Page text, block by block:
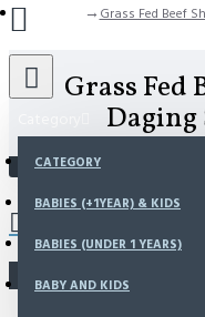
CATEGORY
BABIES (+1YEAR) & KIDS
BABIES (UNDER 1 YEARS)
BABY AND KIDS
You have not
Grass Fed Beef
Grass Fed
Daging